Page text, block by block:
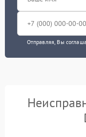
Отправляя, Вы